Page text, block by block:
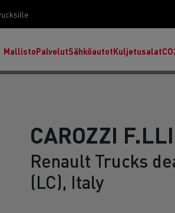
MallistoPalvelutSähköautotKuljetusalat
CAROZZI
Renault Trucks
(LC), Italy